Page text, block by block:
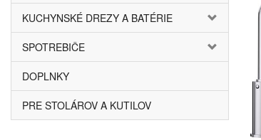
KUCHYNSKÉ DREZY A BATÉRIE
SPOTREBIČE
DOPLNKY
PRE STOLÁROV A KUTILOV